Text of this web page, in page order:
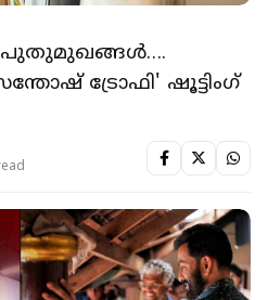
പുതുമുഖങ്ങൾ….
ട്രോഫി' ഷൂട്ടിംഗ്